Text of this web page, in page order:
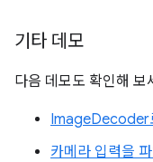
기타 데모
다음 데모도 확인해 보
ImageDecoder
카메라 입력을